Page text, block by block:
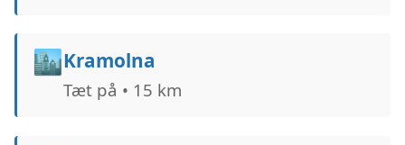
🏙️Kramolna
Tæt på • 15 km